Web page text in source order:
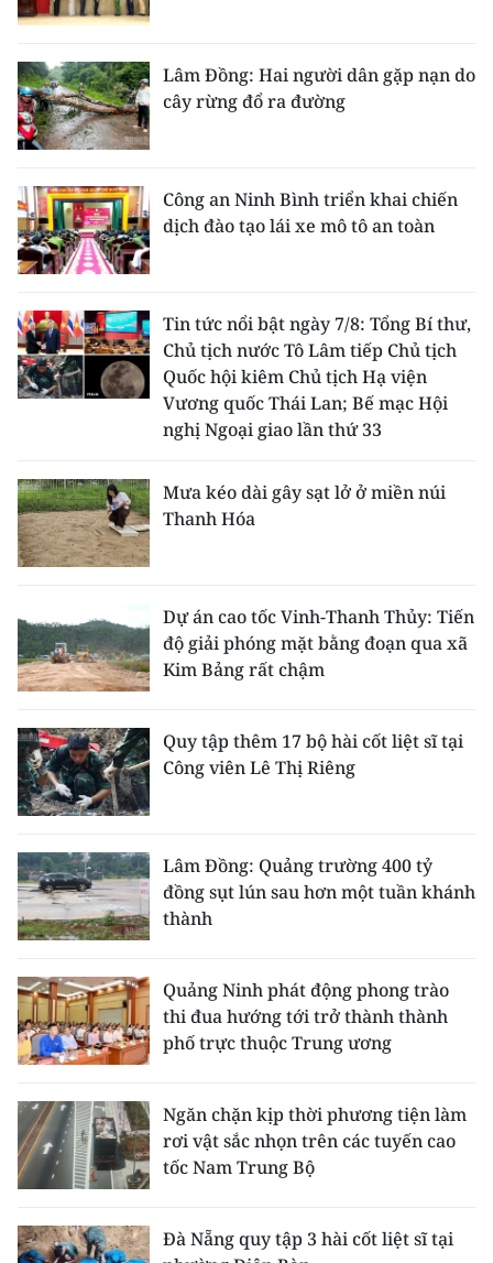
Lâm Đồng: Hai người dân gặp nạn do
cây rừng đổ ra đường
Công an Ninh Bình triển khai chiến
dịch đào tạo lái xe mô tô an toàn
Tin tức nổi bật ngày 7/8: Tổng Bí thư,
Chủ tịch nước Tô Lâm tiếp Chủ tịch
Quốc hội kiêm Chủ tịch Hạ viện
Vương quốc Thái Lan; Bế mạc Hội
nghị Ngoại giao lần thứ 33
Mưa kéo dài gây sạt lở ở miền núi
Thanh Hóa
Dự án cao tốc Vinh-Thanh Thủy: Tiến
độ giải phóng mặt bằng đoạn qua xã
Kim Bảng rất chậm
Quy tập thêm 17 bộ hài cốt liệt sĩ tại
Công viên Lê Thị Riêng
Lâm Đồng: Quảng trường 400 tỷ
đồng sụt lún sau hơn một tuần khánh
thành
Quảng Ninh phát động phong trào
thi đua hướng tới trở thành thành
phố trực thuộc Trung ương
Ngăn chặn kịp thời phương tiện làm
rơi vật sắc nhọn trên các tuyến cao
tốc Nam Trung Bộ
Đà Nẵng quy tập 3 hài cốt liệt sĩ tại